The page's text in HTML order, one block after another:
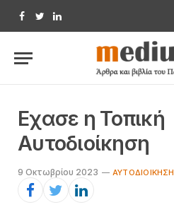
Facebook
TwitterLinkedIn
Εχασε η Τοπική
Αυτοδιοίκηση
9 Οκτωβρίου 2023 ΑΥΤΟΔΙΟΊΚΗΣΗ